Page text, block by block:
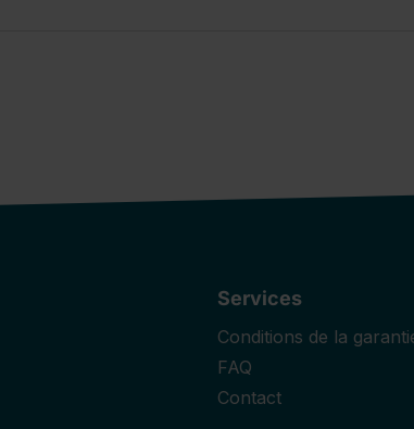
Services
Conditions de la
FAQ
Contact